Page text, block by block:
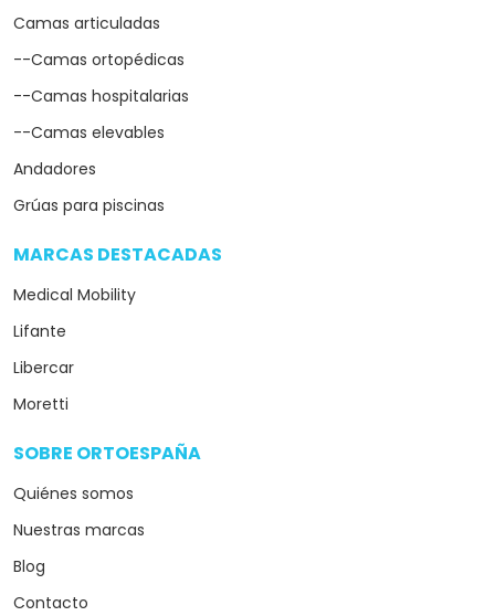
Camas articuladas
--Camas ortopédicas
--Camas hospitalarias
--Camas elevables
Andadores
Grúas para piscinas
MARCAS DESTACADAS
Medical Mobility
Lifante
Libercar
Moretti
SOBRE ORTOESPAÑA
Quiénes somos
Nuestras marcas
Blog
Contacto